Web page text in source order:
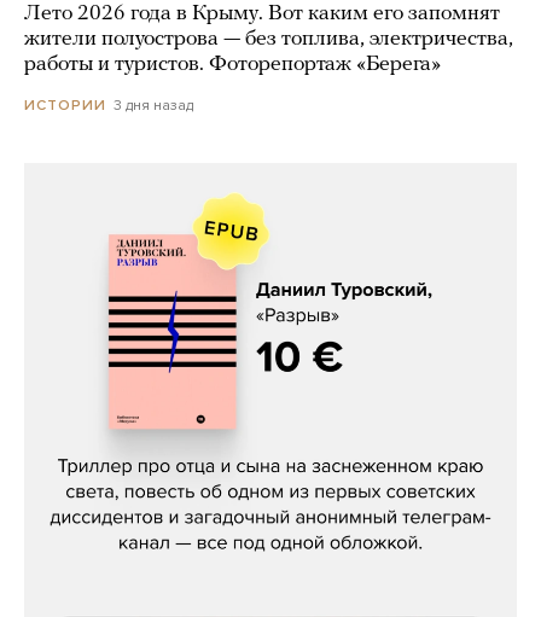
Лето 2026 года в Крыму. Вот каким его запомнят
жители полуострова — без топлива, электричества,
работы и туристов. Фоторепортаж «Берега»
ИСТОРИИ 3 дня назад
Даниил Туровский, «Разрыв»